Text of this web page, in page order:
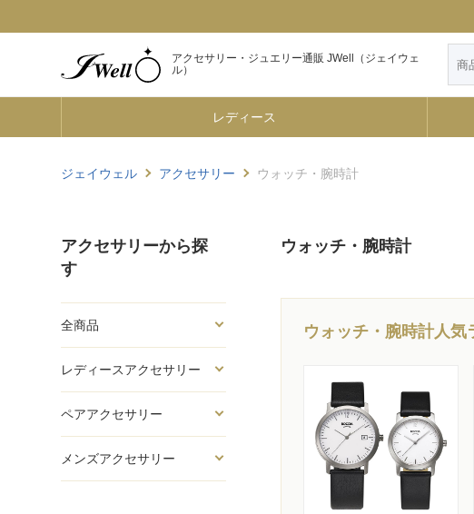
アクセサリー・ジュエリー通販 JWell（ジェイウェ
ル）
レディース
ジェイウェル アクセサリー ウォッチ・腕時計
アクセサリーから探
す
全商品
レディースアクセサリー
ペアアクセサリー
メンズアクセサリー
ウォッチ・腕時計
ウォッチ・腕時計人気